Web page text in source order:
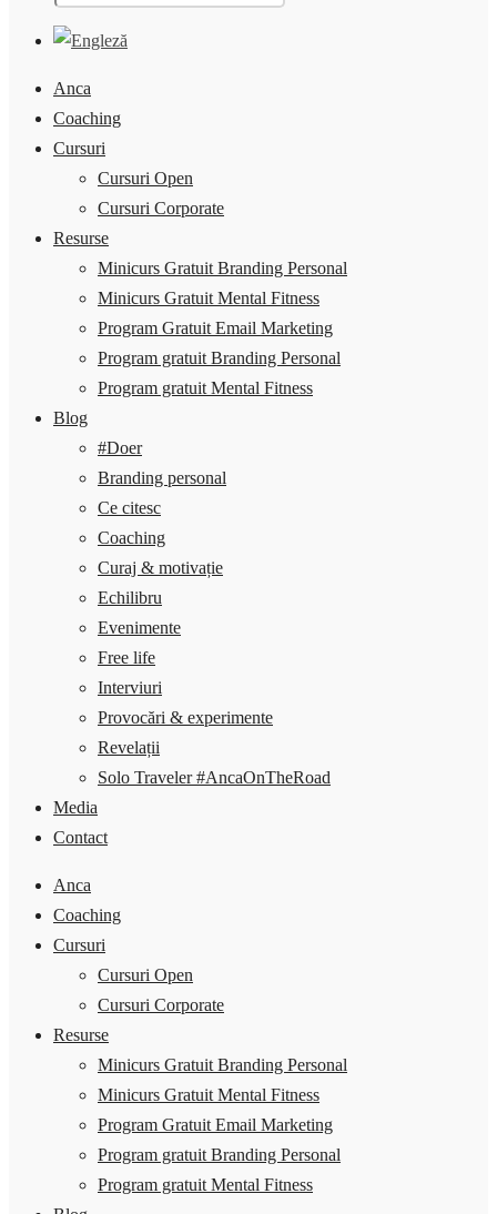
Anca
Coaching
Cursuri
Cursuri Open
Cursuri Corporate
Resurse
Minicurs Gratuit Branding Personal
Minicurs Gratuit Mental Fitness
Program Gratuit Email Marketing
Program gratuit Branding Personal
Program gratuit Mental Fitness
Blog
#Doer
Branding personal
Ce citesc
Coaching
Curaj & motivație
Echilibru
Evenimente
Free life
Interviuri
Provocări & experimente
Revelații
Solo Traveler #AncaOnTheRoad
Media
Contact
Anca
Coaching
Cursuri
Cursuri Open
Cursuri Corporate
Resurse
Minicurs Gratuit Branding Personal
Minicurs Gratuit Mental Fitness
Program Gratuit Email Marketing
Program gratuit Branding Personal
Program gratuit Mental Fitness